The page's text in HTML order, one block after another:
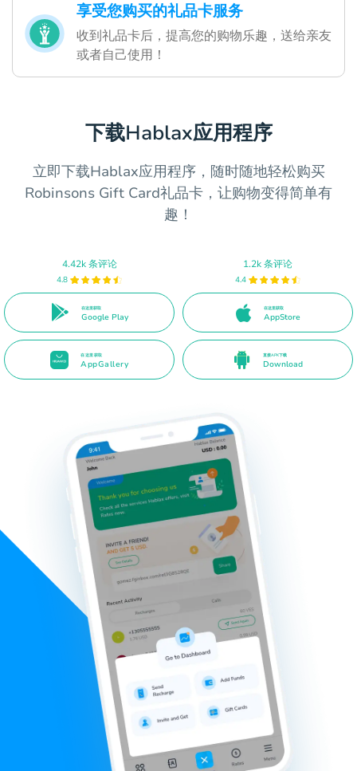
享受您购买的礼品卡服务
收到礼品卡后，提高您的购物乐趣，送给亲友
或者自己使用！
下载Hablax应用程序
立即下载Hablax应用程序，随时随地轻松购买
Robinsons Gift Card礼品卡，让购物变得简单有
趣！
4.42k 条评论
4.8
在这里获取
Google Play
1.2k 条评论
4.4
在这里获取
AppStore
在这里获取
AppGallery
直接APK下载
Download